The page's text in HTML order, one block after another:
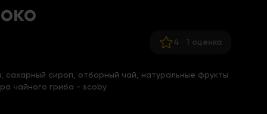
4 · 1 оценка
сахарный сироп, отборный чай, натуральные фрукты
чайного гриба - scoby